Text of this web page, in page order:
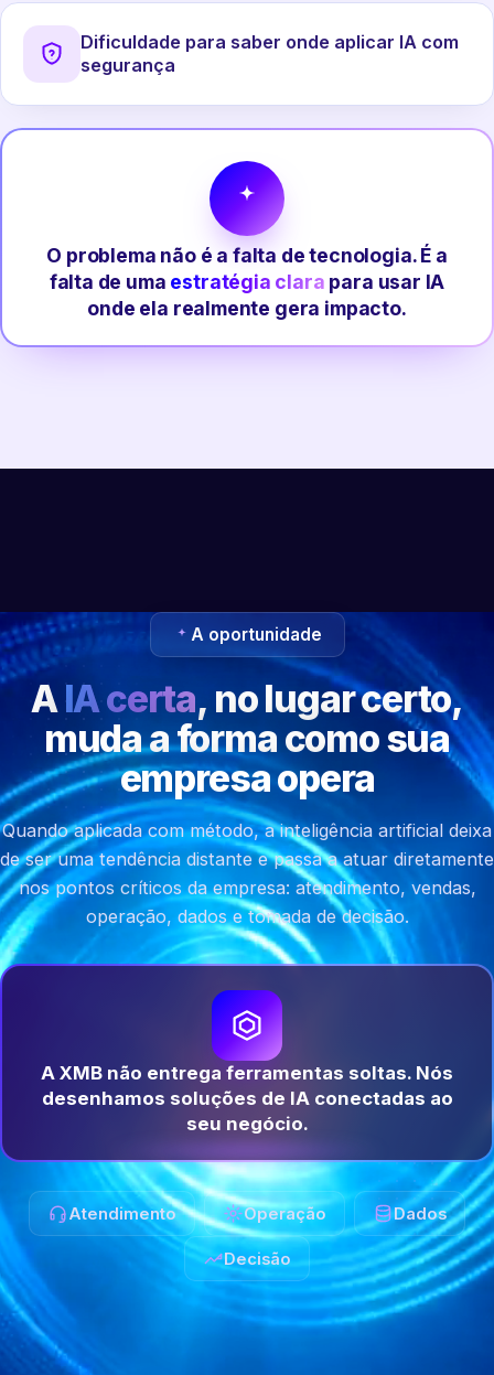
Dificuldade para saber onde aplicar IA com
segurança
O problema não é a falta de tecnologia. É a
falta de uma estratégia clara para usar IA
onde ela realmente gera impacto.
A oportunidade
AIA certa, no lugar certo,
muda a forma como sua
empresa opera
Quando aplicada com método, a inteligência artificial deixa
de ser uma tendência distante e passa a atuar diretamente
nos pontos críticos da empresa: atendimento, vendas,
operação, dados e tomada de decisão.
A XMB não entrega ferramentas soltas. Nós
desenhamos soluções de IA conectadas ao
seu negócio.
Atendimento Operação Dados
Decisão